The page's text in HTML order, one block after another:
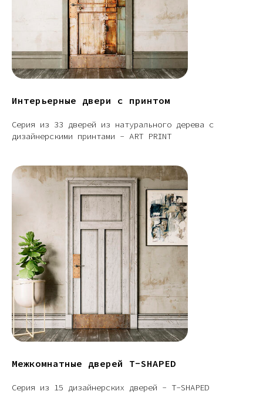
Интерьерные двери с принтом
Серия из 33 дверей из натурального дерева с
дизайнерскими принтами - ART PRINT
Межкомнатные дверей T-SHAPED
Серия из 15 дизайнерских дверей - T-SHAPED